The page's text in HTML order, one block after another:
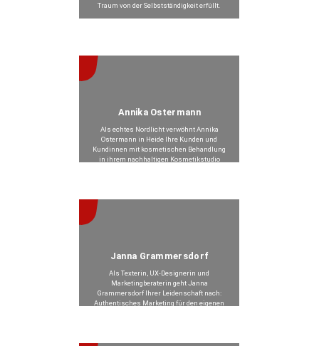
Traum von der Selbstständigkeit erfüllt.
Annika Ostermann
Als echtes Nordlicht verwöhnt Annika
Ostermann in Heide Ihre Kunden und
Kundinnen mit kosmetischen Behandlung
in ihrem nachhaltigen Kosmetikstudio
Beitrag anzeigen >
Janna Grammersdorf
Als Texterin, UX-Designerin und
Marketingberaterin geht Janna
Grammersdorf Ihrer Leidenschaft nach:
Authentisches Marketing für den eigenen